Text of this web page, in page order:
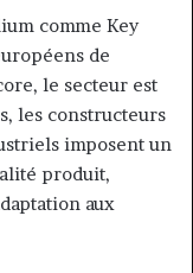
comme Key
de
le secteur est
les constructeurs
imposent un
produit,
aux